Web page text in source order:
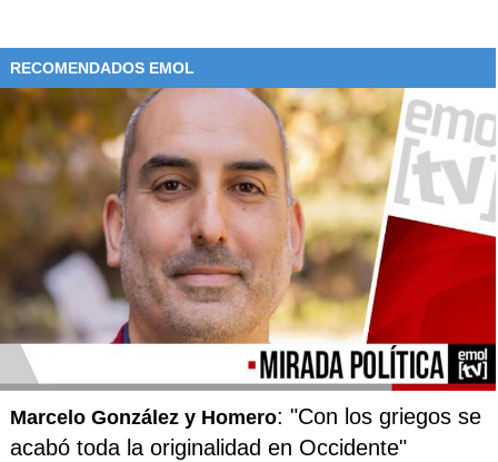
RECOMENDADOS EMOL
Marcelo González y Homero: "Con los griegos se
acabó toda la originalidad en Occidente"